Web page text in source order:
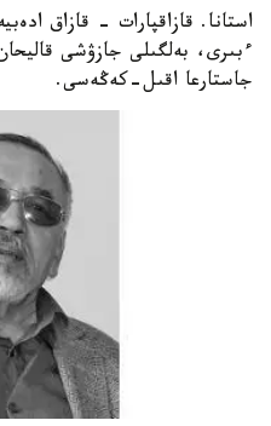
استانا. قازاقپارات - قازاق
ءبىرى، بەلگىلى جازۋشى
جاستارعا اقىل-كەڭەسى.